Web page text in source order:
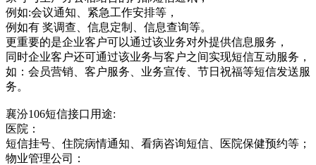
例如:会议通知、紧急工作安排等，
例如有 奖调查、信息定制、信息查询等。
更重要的是企业客户可以通过该业务对外提供信息服务，
同时企业客户还可通过该业务与客户之间实现短信互动服务，
如：会员营销、客户服务、业务宣传、节日祝福等短信发送服
务。
襄汾106短信接口用途:
医院：
短信挂号、住院病情通知、看病咨询短信、医院保健预约等；
物业管理公司：